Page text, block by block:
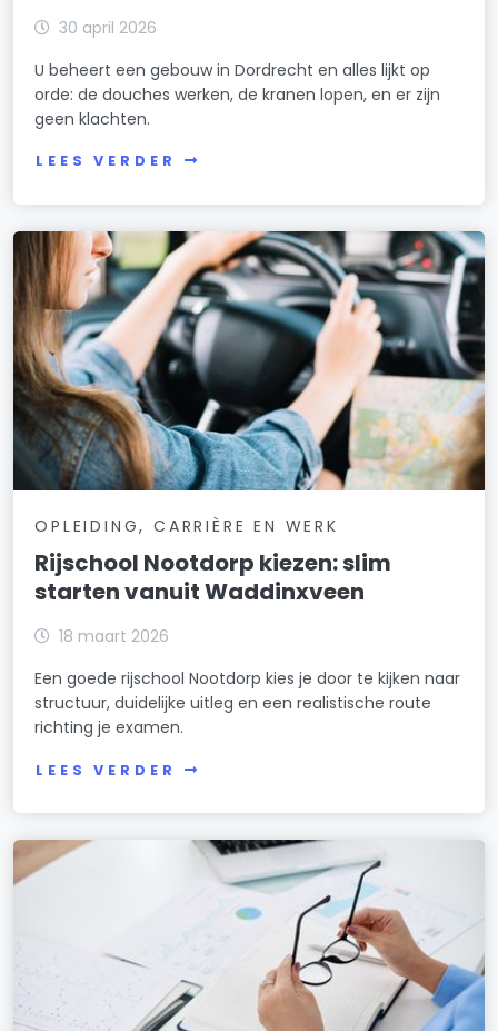
30 april 2026
U beheert een gebouw in Dordrecht en alles lijkt op
orde: de douches werken, de kranen lopen, en er zijn
geen klachten.
LEES VERDER
OPLEIDING, CARRIÈRE EN WERK
Rijschool Nootdorp kiezen: slim
starten vanuit Waddinxveen
18 maart 2026
Een goede rijschool Nootdorp kies je door te kijken naar
structuur, duidelijke uitleg en een realistische route
richting je examen.
LEES VERDER